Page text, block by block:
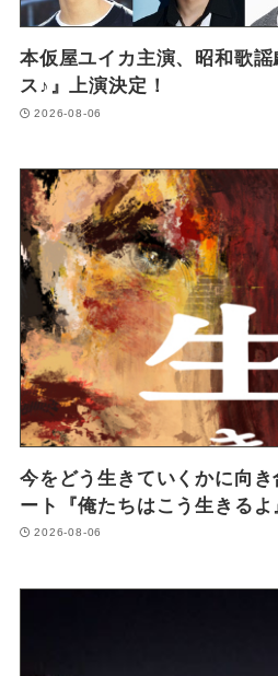
本仮屋ユイカ主演、昭和歌
ス♪』上演決定！
2026-08-06
今をどう生きていくかに向
ート『俺たちはこう生きるよ
2026-08-06